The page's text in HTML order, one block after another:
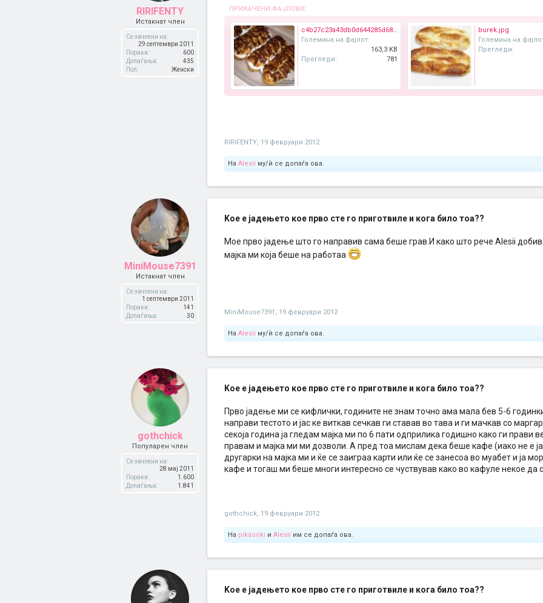
RIRIFENTY
Истакнат член
Се зачлени на:
29 септември 2011
Пораки:
600
Допаѓања:
435
Пол:
Женски
ПРИКАЧЕНИ ФАЈЛОВИ:
c4b27c23a43db0d644285d68ed060edf_view_l.jpg
Големина на фајлот:
163,3 KB
Прегледи:
781
burek.jpg
Големина на
Прегледи:
RIRIFENTY, 19 февруари 2012
На Alesii му/ѝ се допаѓа ова.
MiniMouse7391
Истакнат член
Се зачлени на:
1 септември 2011
Пораки:
141
Допаѓања:
30
Kое е јадењето кое прво сте го приготвиле и кога било тоа??
Мое прво јадење што го направив сама беше грав.И како што рече Alesii
мајка ми која беше на работаа
MiniMouse7391 , 19 февруари 2012
На Alesii му/ѝ се допаѓа ова.
gothchick
Популарен член
Се зачлени на:
28 мај 2011
Пораки:
1.600
Допаѓања:
1.841
Kое е јадењето кое прво сте го приготвиле и кога било тоа??
Прво јадење ми се кифлички, годините не знам точно ама мала бев 5-6
направи тестото и јас ке виткав сечкав ги ставав во тава и ги мачкав со
секоја година ја гледам мајка ми по 6 пати одприлика годишно како ги прави
правам и мајка ми ми дозволи. А пред тоа мислам дека беше кафе (иако не е
другарки на мајка ми и ќе се заиграа карти или ќе се занесоа во муабет и ја
кафе и тогаш ми беше многи интересно се чуствував како во кафуле некое да
gothchick, 19 февруари 2012
На piksooki и Alesii им се допаѓа ова.
Kое е јадењето кое прво сте го приготвиле и кога било тоа??